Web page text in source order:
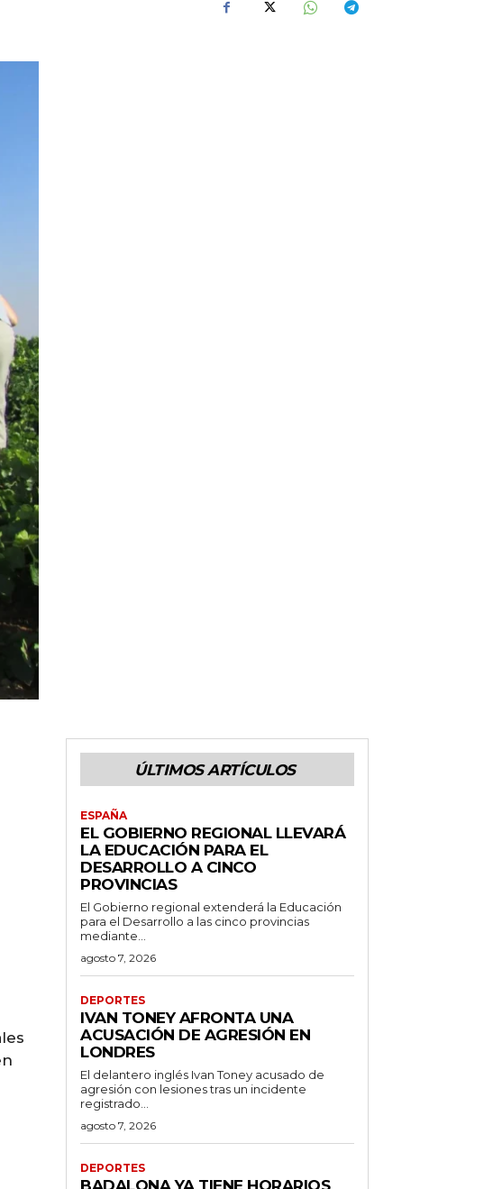
ÚLTIMOS ARTÍCULOS
ESPAÑA
EL GOBIERNO REGIONAL LLEVARÁ
LA EDUCACIÓN PARA EL
DESARROLLO A CINCO
PROVINCIAS
El Gobierno regional extenderá la Educación
para el Desarrollo a las cinco provincias
mediante...
agosto 7, 2026
DEPORTES
IVAN TONEY AFRONTA UNA
ACUSACIÓN DE AGRESIÓN EN
LONDRES
El delantero inglés Ivan Toney acusado de
agresión con lesiones tras un incidente
registrado...
agosto 7, 2026
DEPORTES
BADALONA YA TIENE HORARIOS